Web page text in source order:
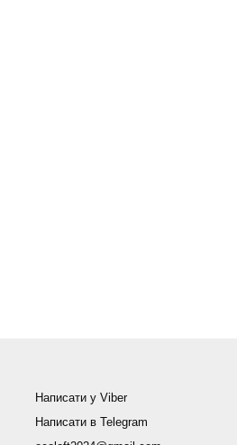
Написати у Viber
Написати в Telegram